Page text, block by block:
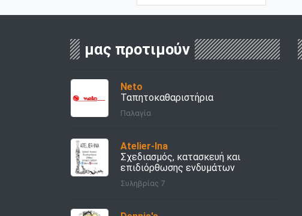
μας προτιμούν
Νeto
Ταπητοκαθαριστήρια
Παλαγία
Atelier-Ina
Σχεδιασμός, κατασκευή και
επιδιόρθωσης ενδυμάτων
Συληβρίας 7